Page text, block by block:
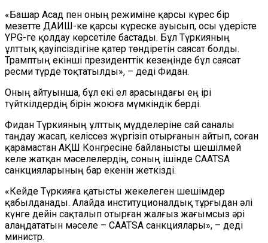
«Башар Асад пен оның режиміне қарсы күрес бір
мезетте ДАИШ-ке қарсы күреске ауысып, осы үдерісте
YPG-ге қолдау көрсетіле бастады. Бұл Түркияның
ұлттық қауіпсіздігіне қатер төндіретін саясат болды.
Трамптың екінші президенттік кезеңінде бұл саясат
ресми түрде тоқтатылды», – деді Фидан.
Оның айтуынша, бұл екі ел арасындағы ең ірі
түйткілдердің бірін жоюға мүмкіндік берді.
Фидан Түркияның ұлттық мүдделеріне сай саналы
таңдау жасап, келіссөз жүргізіп отырғанын айтып, соған
қарамастан АҚШ Конгресіне байланысты шешілмей
келе жатқан мәселелердің, соның ішінде CAATSA
санкцияларының бар екенін жеткізді.
«Кейде Түркияға қатысты жекелеген шешімдер
қабылданады. Алайда институционалдық тұрғыдан әлі
күнге дейін сақталып отырған жалғыз жағымсыз әрі
алаңдататын мәселе – CAATSA санкциялары», – деді
министр.